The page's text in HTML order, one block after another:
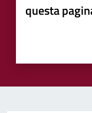
questa